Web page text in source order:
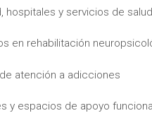
hospitales y servicios de
en rehabilitación
atención a adicciones
y espacios de apoyo